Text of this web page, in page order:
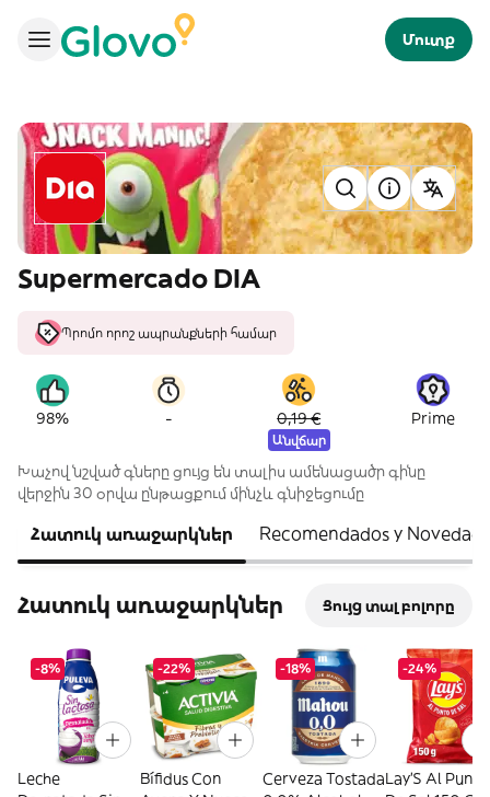
Մուտք
Supermercado DIA
Պրոմո որոշ ապրանքների համար
98% - 0,19 €
Անվճար
Prime
Խաչով նշված գները ցույց են տալիս ամենացածր գինը
վերջին 30 օրվա ընթացքում մինչև գնիջեցումը
Հատուկ առաջարկներ Recomendados y
Հատուկ առաջարկներ Ցույց տալ բոլորը
-8%
Leche
-22%
Bífidus Con
-18%
Cerveza Tostada
-24%
Lay'S Al Punto